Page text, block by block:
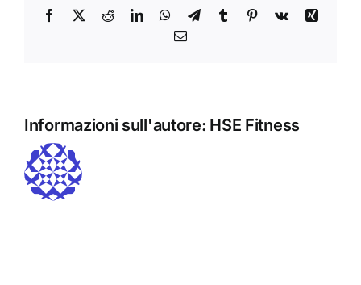
Facebook
X RedditLinkedInWhatsApp
Telegramma
Tumblr Pinterest
Vk
Xing
Email
Informazioni sull'autore: HSE Fitness